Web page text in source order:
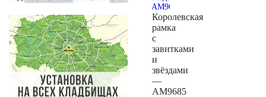
Королевская
рамка
с
завитками
и
звёздами
—
AM9685